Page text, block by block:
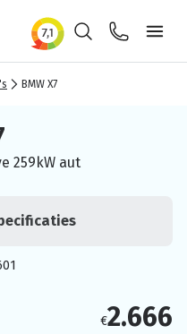
ZoekenContact
BMW X7
259kW aut
€2.666